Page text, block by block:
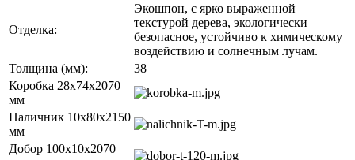
Отделка:
Экошпон, с ярко выраженной
текстурой дерева, экологически
безопасное, устойчиво к химическому
воздействию и солнечным лучам.
Толщина (мм):
38
Коробка 28х74х2070
мм
Наличник 10x80x2150
мм
Добор 100х10х2070